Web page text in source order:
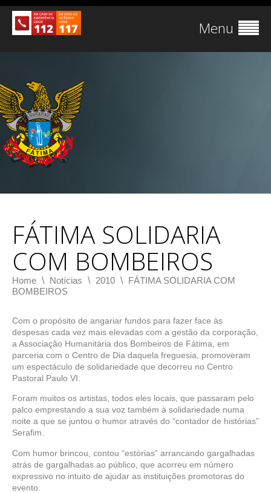
Menu
FÁTIMA SOLIDARIA
COM BOMBEIROS
Home \ Notícias \ 2010 \ FÁTIMA SOLIDARIA COM
BOMBEIROS
Com o propósito de angariar fundos para fazer face às
despesas cada vez mais elevadas com a gestão da corporação,
a Associação Humanitária dos Bombeiros de Fátima, em
parceria com o Centro de Dia daquela freguesia, promoveram
um espectáculo de solidariedade que decorreu no Centro
Pastoral Paulo VI.
Foram muitos os artistas, todos eles locais, que passaram pelo
palco emprestando a sua voz também à solidariedade numa
noite a que se juntou o humor através do “contador de histórias”
Serafim.
Com humor brincou, contou “estórias” arrancando gargalhadas
atrás de gargalhadas ao público, que acorreu em número
expressivo no intuito de ajudar as instituições promotoras do
evento.